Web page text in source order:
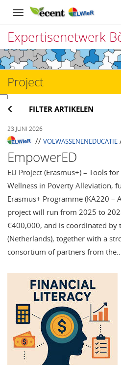
Navigation
Expertisenetwerk
Direct
naar
het
inhoud
Project
FILTER ARTIKELEN
23 JUNI 2026
//VOLWASSENENEDUCATIE
EmpowerED
EU Project (Erasmus+) – Tools
Wellness in Poverty Alleviation,
Erasmus+ Programme (KA220 –
project will run from 2025 to
€400,000, and is coordinated by
(Netherlands), together with a
consortium of partners from